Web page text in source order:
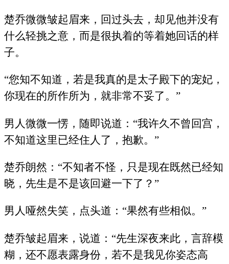
楚乔微微皱起眉来，回过头去，却见他并没有
什么轻挑之意，而是很执着的等着她回话的样
子。
“您知不知道，若是我真的是太子殿下的宠妃，
你现在的所作所为，就非常不妥了。”
男人微微一愣，随即说道：“我许久不曾回宫，
不知道这里已经住人了，抱歉。”
楚乔朗然：“不知者不怪，只是现在既然已经知
晓，先生是不是该回避一下了？”
男人哑然失笑，点头道：“果然有些相似。”
楚乔皱起眉来，说道：“先生深夜来此，言辞模
糊，还不愿表露身份，若不是我见你姿态高